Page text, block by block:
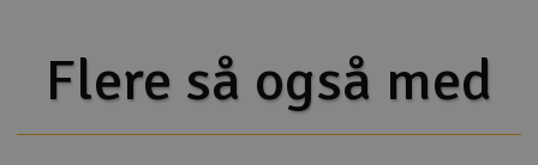
Flere så også med